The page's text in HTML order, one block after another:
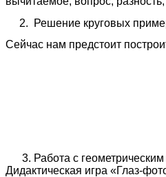
2. Решение круговых
Сейчас нам предстоит
3. Работа с
Дидактическая игра «Глаз-